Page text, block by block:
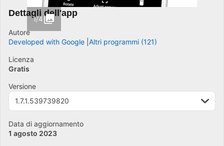
1/4
Dettagli dell'app
Autore
Developed with Google Altri programmi (121)
Licenza
Gratis
Versione
1.7.1.539739820
Data di aggiornamento
1 agosto 2023